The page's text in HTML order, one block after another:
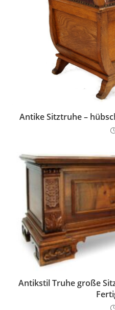
Antike Sitztruhe –
Antikstil Truhe große